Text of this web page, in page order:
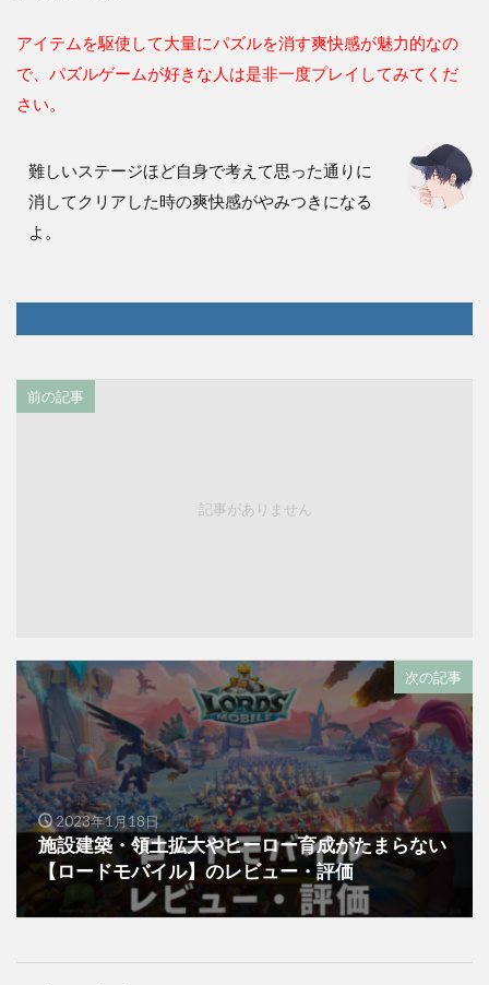
アイテムを駆使して大量にパズルを消す爽快感が魅力的なの
で、パズルゲームが好きな人は是非一度プレイしてみてくだ
さい。
難しいステージほど自身で考えて思った通りに
消してクリアした時の爽快感がやみつきになる
よ。
前の記事
記事がありません
次の記事
2023年1月18日
施設建築・領土拡大やヒーロー育成がたまらない
【ロードモバイル】のレビュー・評価